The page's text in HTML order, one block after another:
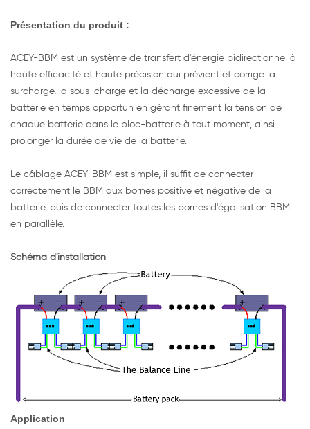
Présentation du produit :
ACEY-BBM est un système de transfert d'énergie bidirectionnel à
haute efficacité et haute précision qui prévient et corrige la
surcharge, la sous-charge et la décharge excessive de la
batterie en temps opportun en gérant finement la tension de
chaque batterie dans le bloc-batterie à tout moment, ainsi
prolonger la durée de vie de la batterie.
Le câblage ACEY-BBM est simple, il suffit de connecter
correctement le BBM aux bornes positive et négative de la
batterie, puis de connecter toutes les bornes d'égalisation BBM
en parallèle.
Schéma d'installation
Application